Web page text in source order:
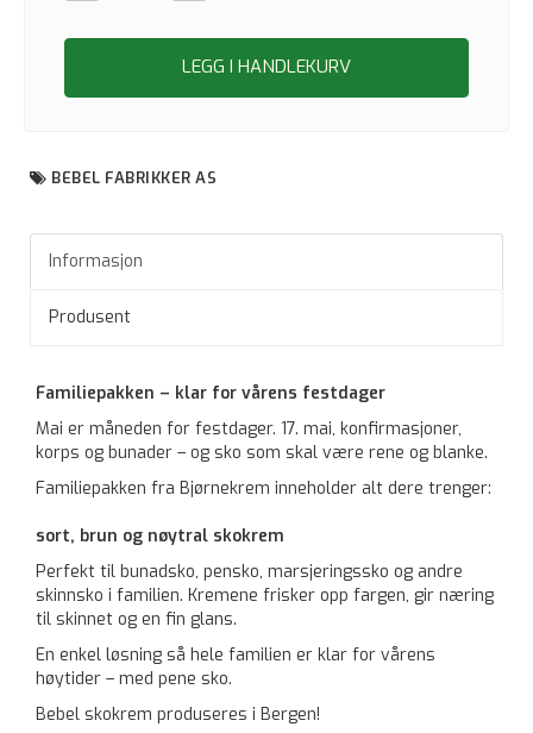
LEGG I HANDLEKURV
BEBEL FABRIKKER AS
Informasjon
Produsent
Familiepakken – klar for vårens festdager
Mai er måneden for festdager. 17. mai, konfirmasjoner,
korps og bunader – og sko som skal være rene og blanke.
Familiepakken fra Bjørnekrem inneholder alt dere trenger:
sort, brun og nøytral skokrem
Perfekt til bunadsko, pensko, marsjeringssko og andre
skinnsko i familien. Kremene frisker opp fargen, gir næring
til skinnet og en fin glans.
En enkel løsning så hele familien er klar for vårens
høytider – med pene sko.
Bebel skokrem produseres i Bergen!